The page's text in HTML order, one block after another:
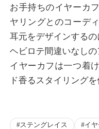
お手持ちのイヤーカ
ヤリングとのコーデ
耳元をデザインするの
ヘビロテ間違いなしの
イヤーカフは一つ着
ド香るスタイリングを
ステングレイス イ